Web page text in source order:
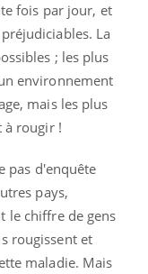
fois par jour, et
La
; les plus
environnement
mais les plus
à rougir !
pas d'enquête
pays,
le chiffre de gens
rougissent et
maladie. Mais